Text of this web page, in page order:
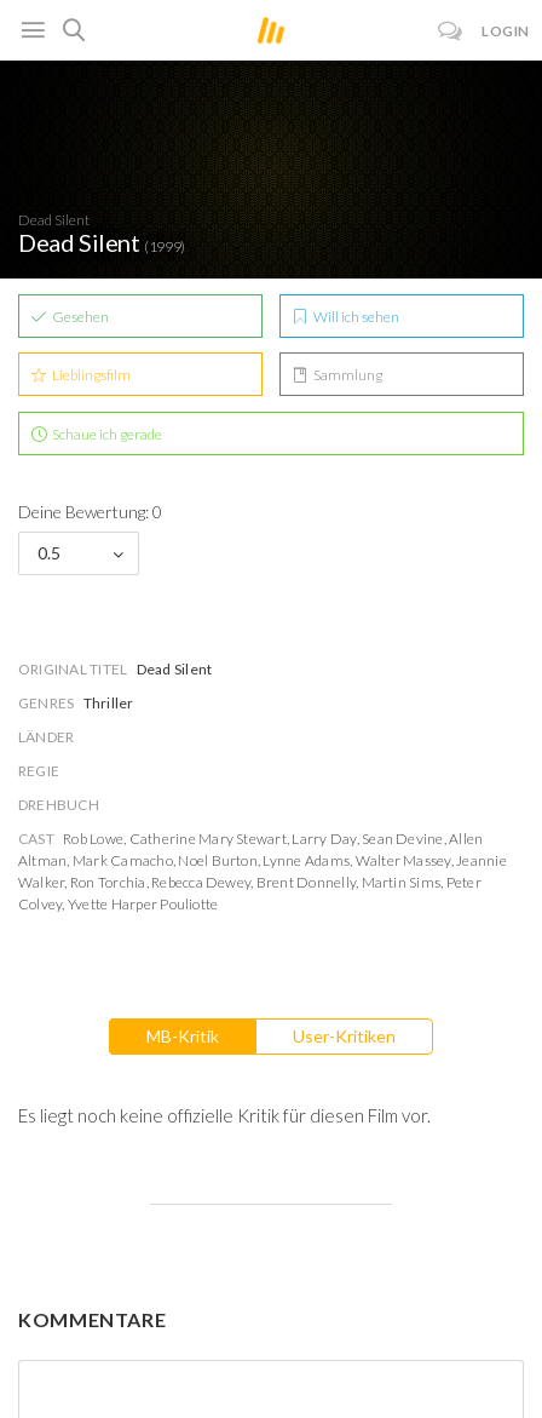
LOGIN
Dead Silent
Dead Silent (1999)
Gesehen Will ich sehen
Lieblingsfilm Sammlung
Schaue ich gerade
Deine Bewertung: 0
0.5
ORIGINAL TITEL Dead Silent
GENRES Thriller
LÄNDER
REGIE
DREHBUCH
CAST Rob Lowe, Catherine Mary Stewart, Larry Day, Sean Devine,Allen
Altman, Mark Camacho, Noel Burton, Lynne Adams, Walter Massey,Jeannie
Walker, Ron Torchia, Rebecca Dewey, Brent Donnelly, Martin Sims, Peter
Colvey, Yvette Harper Pouliotte
MB-Kritik User-Kritiken
Es liegt noch keine offizielle Kritik für diesen Film vor.
KOMMENTARE